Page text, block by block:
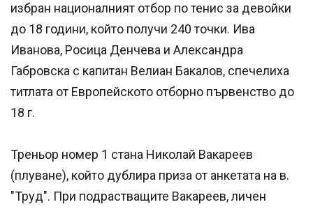
избран националният отбор по тенис за девойки
до 18 години, който получи 240 точки. Ива
Иванова, Росица Денчева и Александра
Габровска с капитан Велиан Бакалов, спечелиха
титлата от Европейското отборно първенство до
18 г.
Треньор номер 1 стана Николай Вакареев
(плуване), който дублира приза от анкетата на в.
"Труд". При подрастващите Вакареев, личен